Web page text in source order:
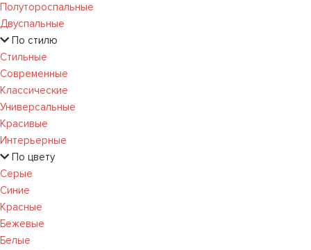
Полутороспальные
Двуспальные
По стилю
Стильные
Современные
Классические
Универсальные
Красивые
Интерьерные
По цвету
Серые
Синие
Красные
Бежевые
Белые